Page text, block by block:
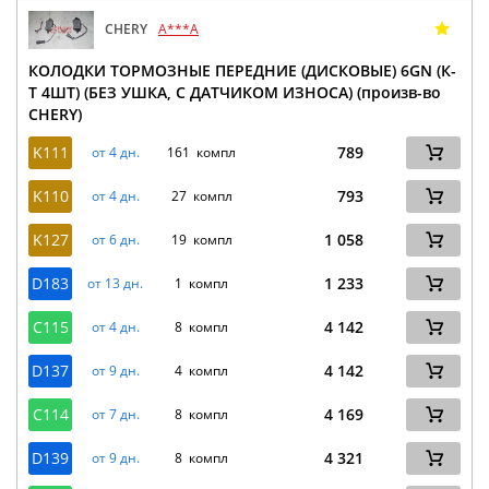
CHERY A***A
КОЛОДКИ ТОРМОЗНЫЕ ПЕРЕДНИЕ (ДИСКОВЫЕ) 6GN (К-
Т 4ШТ) (БЕЗ УШКА, С ДАТЧИКОМ ИЗНОСА) (произв-во
CHERY)
K111
от 4 дн. 161 компл 789
K110 от 4 дн. 27 компл 793
K127 от 6 дн. 19 компл 1 058
D183 от 13 дн. 1 компл 1 233
C115 от 4 дн. 8 компл 4 142
D137 от 9 дн. 4 компл 4 142
C114 от 7 дн. 8 компл 4 169
D139 от 9 дн. 8 компл 4 321